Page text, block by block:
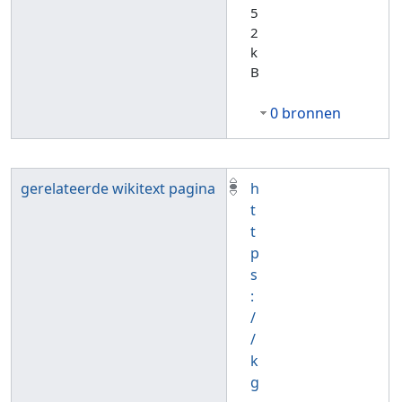
5
2
k
B
0 bronnen
gerelateerde wikitext pagina
h
t
t
p
s
:
/
/
k
g